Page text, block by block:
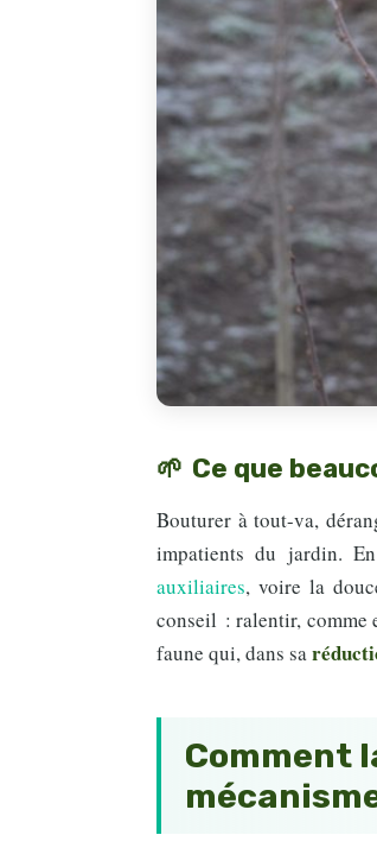
Ce que
Bouturer à tout-va,
impatients du jardin.
auxiliaires, voire la
conseil : ralentir, comme
faune qui, dans sa
Comment